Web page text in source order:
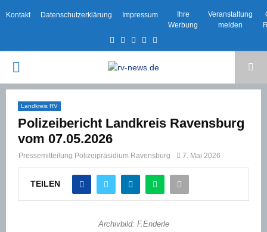
Kontakt Datenschutzerklärung Impressum
Ihre
Werbung
Veranstaltung
melden
Facebook
TwitterInstagram
Email
PRIMARY
MENU
Landkreis RV
Polizeibericht Landkreis Ravensburg
vom 07.05.2026
Pressemitteilung Polizeipräsidium Ravensburg 7. Mai 2026
TEILEN
Archivbild: F.Enderle